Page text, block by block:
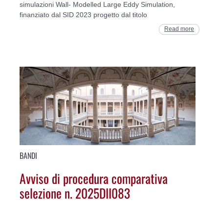
simulazioni Wall- Modelled Large Eddy Simulation,
finanziato dal SID 2023 progetto dal titolo
Read more
BANDI
Avviso di procedura comparativa
selezione n. 2025DII083